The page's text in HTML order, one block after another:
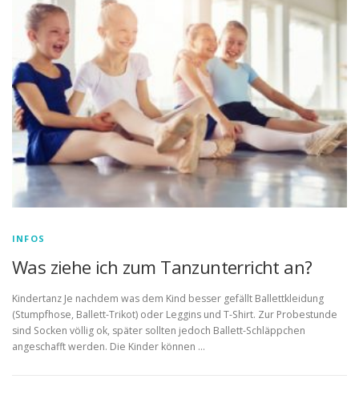
INFOS
Was ziehe ich zum Tanzunterricht an?
Kindertanz Je nachdem was dem Kind besser gefällt Ballettkleidung
(Stumpfhose, Ballett-Trikot) oder Leggins und T-Shirt. Zur Probestunde
sind Socken völlig ok, später sollten jedoch Ballett-Schläppchen
angeschafft werden. Die Kinder können …